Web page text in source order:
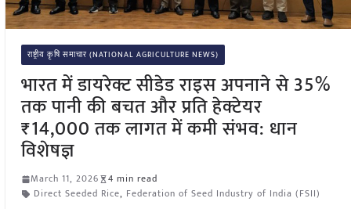
राष्ट्रीय कृषि समाचार (NATIONAL AGRICULTURE NEWS)
भारत में डायरेक्ट सीडेड राइस अपनाने से 35%
तक पानी की बचत और प्रति हेक्टेयर
₹14,000 तक लागत में कमी संभव: धान
विशेषज्ञ
March 11, 2026
4 min read
Direct Seeded Rice, Federation of Seed Industry of India (FSII)